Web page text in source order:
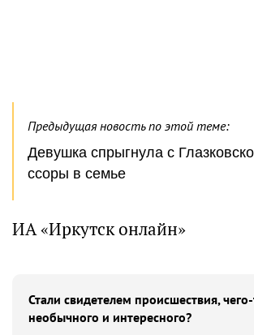
Предыдущая новость по этой теме:
Девушка спрыгнула с
ссоры в семье
ИА «Иркутск онлайн»
Стали свидетелем происшествия,
необычного и интересного?